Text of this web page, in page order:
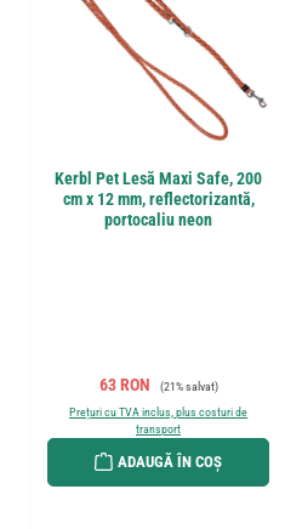
Kerbl Pet Lesă Maxi Safe, 200
cm x 12 mm, reflectorizantă,
portocaliu neon
Preț de vânzare:
63 RON Preț obișnuit:
(21% salvat)
Prețuri cu TVA inclus, plus costuri de
transport
ADAUGĂ ÎN COȘ